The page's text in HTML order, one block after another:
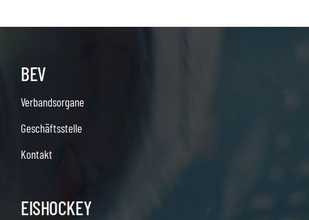
BEV
Verbandsorgane
Geschäftsstelle
Kontakt
EISHOCKEY